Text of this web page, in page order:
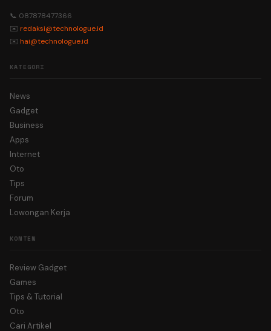
📞 087878477366
✉️ redaksi@technologue.id
✉️ hai@technologue.id
KATEGORI
News
Gadget
Business
Apps
Internet
Oto
Tips
Forum
Lowongan Kerja
KONTEN
Review Gadget
Games
Tips & Tutorial
Oto
Cari Artikel